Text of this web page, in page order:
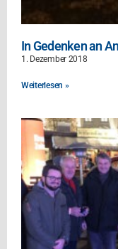
In Gedenken an
1. Dezember 2018
Weiterlesen »